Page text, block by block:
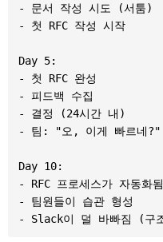
- 문서 작성 시도 (서툼)
- 첫 RFC 작성 시작
Day 5:
- 첫 RFC 완성
- 피드백 수집
- 결정 (24시간 내)
- 팀: "오, 이게 빠르네?"
Day 10:
- RFC 프로세스가 자동화됨
- 팀원들이 습관 형성